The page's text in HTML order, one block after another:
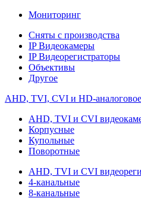
Мониторинг
Сняты с производства
IP Видеокамеры
IP Видеорегистраторы
Объективы
Другое
AHD, TVI, CVI и HD-
AHD, TVI и CVI
Корпусные
Купольные
Поворотные
AHD, TVI и CVI
4-канальные
8-канальные